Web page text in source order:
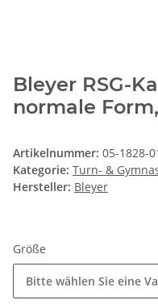
Bleyer RSG-
normale
Artikelnummer: 05-1828-
Kategorie: Turn- &
Hersteller: Bleyer
Größe
Bitte wählen Sie eine